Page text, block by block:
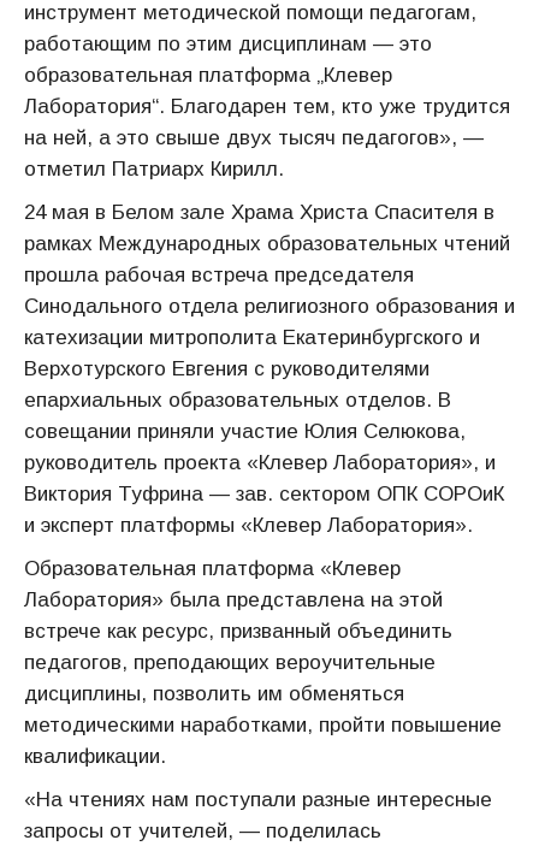
инструмент методической помощи педагогам,
работающим по этим дисциплинам — это
образовательная платформа „Клевер
Лаборатория“. Благодарен тем, кто уже трудится
на ней, а это свыше двух тысяч педагогов», —
отметил Патриарх Кирилл.
24 мая в Белом зале Храма Христа Спасителя в
рамках Международных образовательных чтений
прошла рабочая встреча председателя
Синодального отдела религиозного образования и
катехизации митрополита Екатеринбургского и
Верхотурского Евгения с руководителями
епархиальных образовательных отделов. В
совещании приняли участие Юлия Селюкова,
руководитель проекта «Клевер Лаборатория», и
Виктория Туфрина — зав. сектором ОПК СОРОиК
и эксперт платформы «Клевер Лаборатория».
Образовательная платформа «Клевер
Лаборатория» была представлена на этой
встрече как ресурс, призванный объединить
педагогов, преподающих вероучительные
дисциплины, позволить им обменяться
методическими наработками, пройти повышение
квалификации.
«На чтениях нам поступали разные интересные
запросы от учителей, — поделилась